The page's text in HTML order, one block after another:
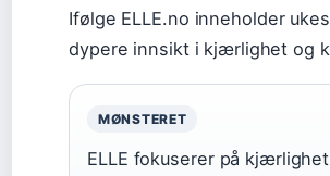
Ifølge ELLE.no inneholder
dypere innsikt i kjærlighet og
MØNSTERET
ELLE fokuserer på